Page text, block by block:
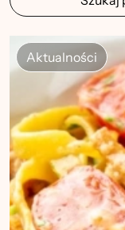
Aktualności